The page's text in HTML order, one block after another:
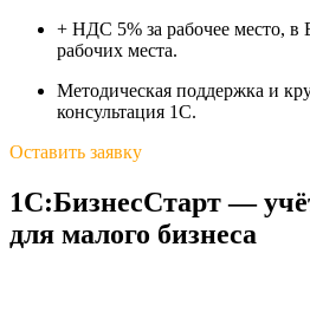
+ НДС 5% за рабочее место, в
рабочих места.
Методическая поддержка и
консультация 1С.
Оставить заявку
1С:БизнесСтарт —
для малого бизнеса